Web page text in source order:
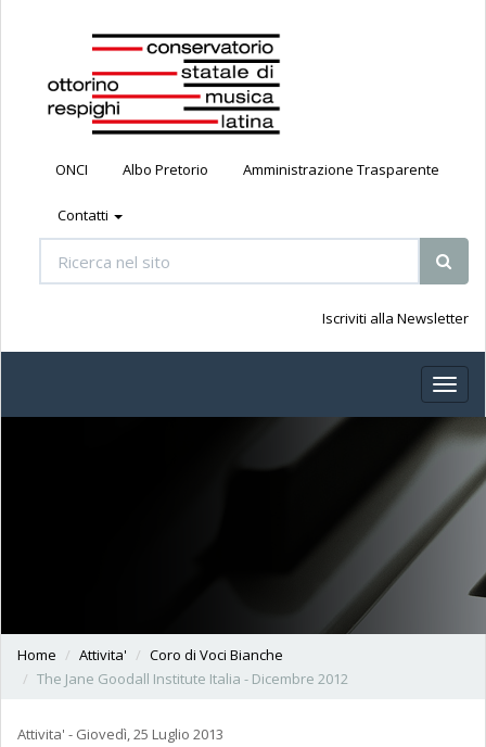
ONCI Albo Pretorio Amministrazione Trasparente
Contatti
Iscriviti alla Newsletter
Toggle
Home Attivita'
Coro di Voci Bianche
The Jane Goodall Institute Italia - Dicembre 2012
Attivita' - Giovedì, 25 Luglio 2013